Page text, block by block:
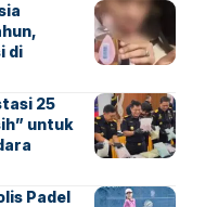
di
25
untuk
Padel